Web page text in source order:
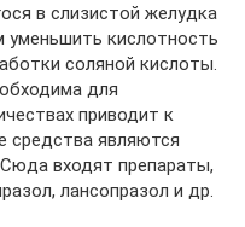
в слизистой желудка
уменьшить кислотность
соляной кислоты.
для
приводит к
средства являются
входят препараты,
лансопразол и др.